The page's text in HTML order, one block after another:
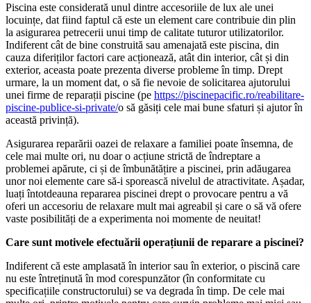
Piscina este considerată unul dintre accesoriile de lux ale unei
locuințe, dat fiind faptul că este un element care contribuie din plin
la asigurarea petrecerii unui timp de calitate tuturor utilizatorilor.
Indiferent cât de bine construită sau amenajată este piscina, din
cauza diferiților factori care acționează, atât din interior, cât și din
exterior, aceasta poate prezenta diverse probleme în timp. Drept
urmare, la un moment dat, o să fie nevoie de solicitarea ajutorului
unei firme de reparații piscine (pe https://piscinepacific.ro/reabilitare-
piscine-publice-si-private/o să găsiți cele mai bune sfaturi și ajutor în
această privință).
Asigurarea reparării oazei de relaxare a familiei poate însemna, de
cele mai multe ori, nu doar o acțiune strictă de îndreptare a
problemei apărute, ci și de îmbunătățire a piscinei, prin adăugarea
unor noi elemente care să-i sporească nivelul de atractivitate. Așadar,
luați întotdeauna repararea piscinei drept o provocare pentru a vă
oferi un accesoriu de relaxare mult mai agreabil și care o să vă ofere
vaste posibilități de a experimenta noi momente de neuitat!
Care sunt motivele efectuării operațiunii de reparare a piscinei?
Indiferent că este amplasată în interior sau în exterior, o piscină care
nu este întreținută în mod corespunzător (în conformitate cu
specificațiile constructorului) se va degrada în timp. De cele mai